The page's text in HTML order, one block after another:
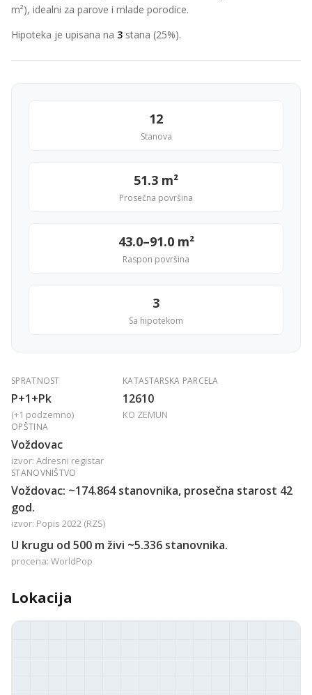
m²), idealni za parove i mlade porodice.
Hipoteka je upisana na 3 stana (25%).
12
Stanova
51.3 m²
Prosečna površina
43.0–91.0 m²
Raspon površina
3
Sa hipotekom
SPRATNOST
P+1+Pk
(+1 podzemno)
KATASTARSKA PARCELA
12610
KO ZEMUN
OPŠTINA
Voždovac
izvor: Adresni registar
STANOVNIŠTVO
Voždovac: ~174.864 stanovnika, prosečna starost 42
god.
izvor: Popis 2022 (RZS)
U krugu od 500 m živi ~5.336 stanovnika.
procena: WorldPop
Lokacija